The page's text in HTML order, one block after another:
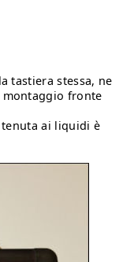
tastiera stessa, ne
fronte
ai liquidi è